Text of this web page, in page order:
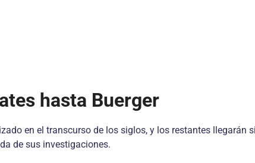
hasta Buerger
en el transcurso de los siglos, y los restantes llegarán
de sus investigaciones.